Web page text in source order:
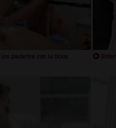
paciente con la boca